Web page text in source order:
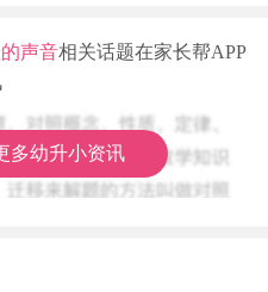
声音相关话题在家长帮APP
多幼升小资讯